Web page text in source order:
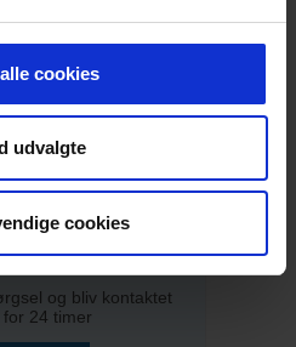
cookies
udvalgte
cookies
16 t - 24 t
max 1.700 mm
og bliv kontaktet
for 24 timer